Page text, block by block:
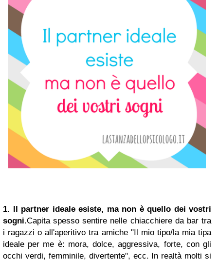
1. Il partner ideale esiste, ma non è quello dei vostri
sogni.Capita spesso sentire nelle chiacchiere da bar tra
i ragazzi o all'aperitivo tra amiche "Il mio tipo/la mia tipa
ideale per me è: mora, dolce, aggressiva, forte, con gli
occhi verdi, femminile, divertente", ecc.
In realtà molti si